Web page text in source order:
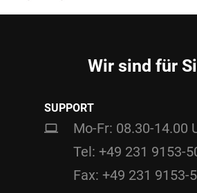
Wir sind für
SUPPORT
Mo-Fr: 08.30-14.00
Tel: +49 231 9153-
Fax: +49 231 9153-